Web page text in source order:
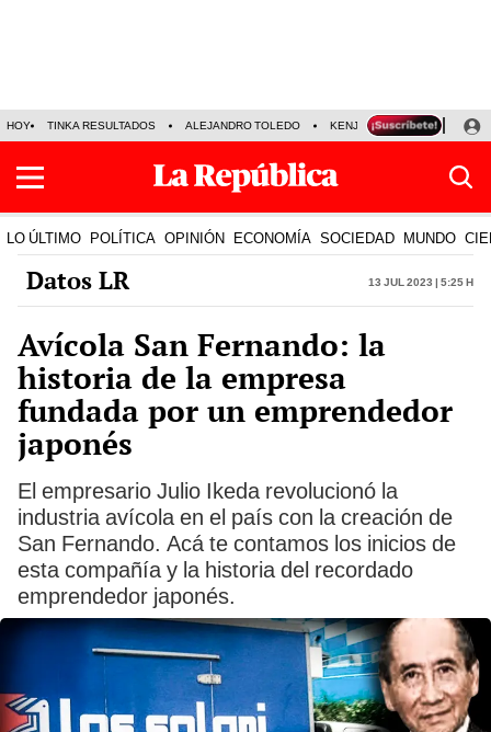
HOY TINKA RESULTADOS ALEJANDRO TOLEDO KENJI FUJIMORI
LO ÚLTIMO POLÍTICA OPINIÓN ECONOMÍA SOCIEDAD MUNDO
Datos LR 13 Jul 2023 | 5:25 h
Avícola San Fernando: la
historia de la empresa
fundada por un emprendedor
japonés
El empresario Julio Ikeda revolucionó la
industria avícola en el país con la creación de
San Fernando. Acá te contamos los inicios de
esta compañía y la historia del recordado
emprendedor japonés.